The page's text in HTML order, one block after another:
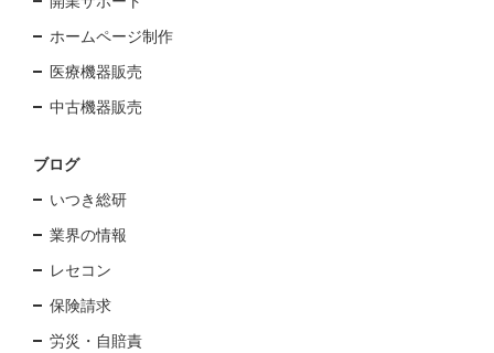
ホームページ制作
医療機器販売
中古機器販売
ブログ
いつき総研
業界の情報
レセコン
保険請求
労災・自賠責